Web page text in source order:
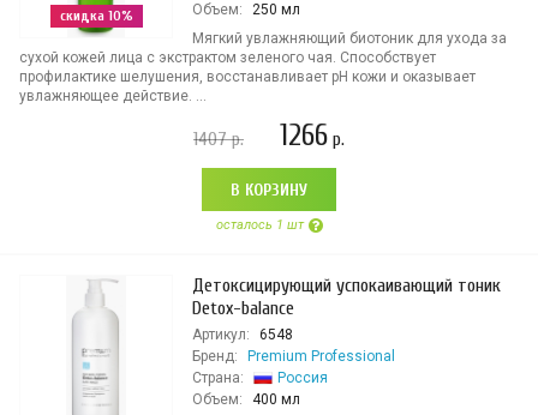
скидка 10%
Объем:
250 мл
Мягкий увлажняющий биотоник для ухода за
сухой кожей лица с экстрактом зеленого чая. Способствует
профилактике шелушения, восстанавливает pH кожи и оказывает
увлажняющее действие. ...
1407р. 1266 р.
В КОРЗИНУ
осталось 1 шт
Детоксицирующий успокаивающий тоник
Detox-balance
Артикул:
6548
Бренд:
Premium Professional
Страна:
Россия
Объем:
400 мл